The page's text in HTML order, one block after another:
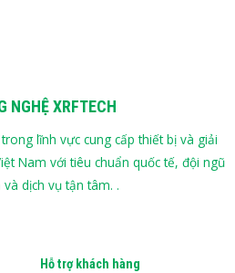
NGHỆ XRFTECH
lĩnh vực cung cấp thiết bị và giải
Nam với tiêu chuẩn quốc tế, đội ngũ
dịch vụ tận tâm. .
Hỗ trợ khách hàng